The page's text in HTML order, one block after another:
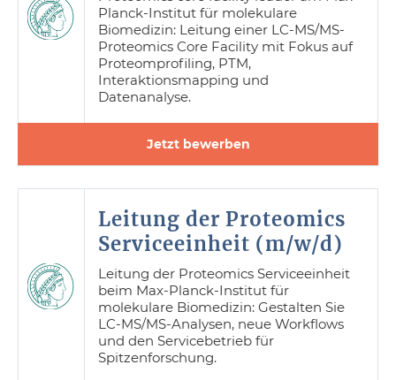
Planck-Institut für molekulare
Biomedizin: Leitung einer LC-MS/MS-
Proteomics Core Facility mit Fokus auf
Proteomprofiling, PTM,
Interaktionsmapping und
Datenanalyse.
Jetzt bewerben
Leitung der Proteomics
Serviceeinheit (m/w/d)
Leitung der Proteomics Serviceeinheit
beim Max-Planck-Institut für
molekulare Biomedizin: Gestalten Sie
LC-MS/MS-Analysen, neue Workflows
und den Servicebetrieb für
Spitzenforschung.